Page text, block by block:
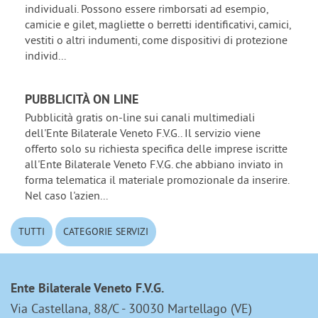
individuali. Possono essere rimborsati ad esempio,
camicie e gilet, magliette o berretti identificativi, camici,
vestiti o altri indumenti, come dispositivi di protezione
individ...
PUBBLICITÀ ON LINE
Pubblicità gratis on-line sui canali multimediali
dell'Ente Bilaterale Veneto F.V.G.. Il servizio viene
offerto solo su richiesta specifica delle imprese iscritte
all'Ente Bilaterale Veneto F.V.G. che abbiano inviato in
forma telematica il materiale promozionale da inserire.
Nel caso l'azien...
TUTTI CATEGORIE SERVIZI
Ente Bilaterale Veneto F.V.G.
Via Castellana, 88/C - 30030 Martellago (VE)